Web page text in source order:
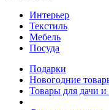
Интерьер
Текстиль
Мебель
Посуда
Подарки
Новогодние
Товары для дачи и